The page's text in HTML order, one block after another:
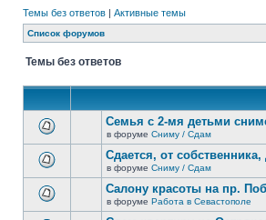
Темы без ответов | Активные темы
Список форумов
Темы без ответов
новых
непрочитанных
сообщений.
Семья с 2-мя детьми
в форуме Сниму / Сдам
новых
Сдается, от
в форуме Сниму / Сдам
Салону красоты на пр.
в форуме Работа в Севастополе